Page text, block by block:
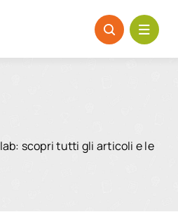
scopri tutti gli articoli e le